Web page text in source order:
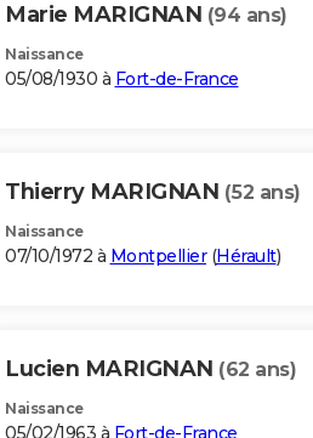
Marie MARIGNAN (94 ans)
Naissance
05/08/1930 à Fort-de-France
Thierry MARIGNAN (52 ans)
Naissance
07/10/1972 à Montpellier(Hérault)
Lucien MARIGNAN (62 ans)
Naissance
05/02/1963 à Fort-de-France